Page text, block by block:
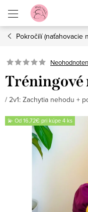
obsah
Pokročilí (naťahovacie
Tréningové
/ 2v1: Zachytia nehodu +
💫 Od 16,72€ pri kúpe 4 ks